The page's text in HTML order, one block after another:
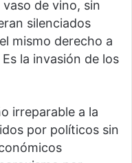
de vino, sin
silenciados
mismo derecho a
la invasión de los
irreparable a la
por políticos sin